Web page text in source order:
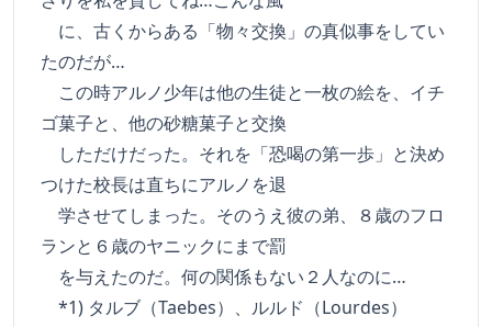
に、古くからある「物々交換」の真似事をしてい
たのだが…
この時アルノ少年は他の生徒と一枚の絵を、イチ
ゴ菓子と、他の砂糖菓子と交換
しただけだった。それを「恐喝の第一歩」と決め
つけた校長は直ちにアルノを退
学させてしまった。そのうえ彼の弟、８歳のフロ
ランと６歳のヤニックにまで罰
を与えたのだ。何の関係もない２人なのに…
*1) タルブ（Taebes）、ルルド（Lourdes）